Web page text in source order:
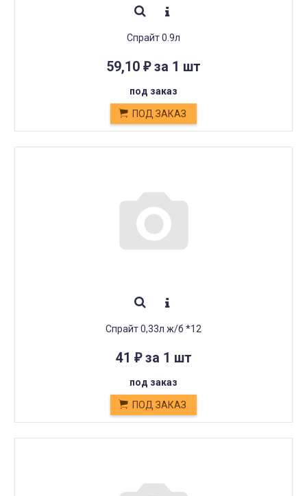
Спрайт 0.9л
59,10 ₽за 1 шт
под заказ
ПОД ЗАКАЗ
Спрайт 0,33л ж/б *12
41 ₽за 1 шт
под заказ
ПОД ЗАКАЗ